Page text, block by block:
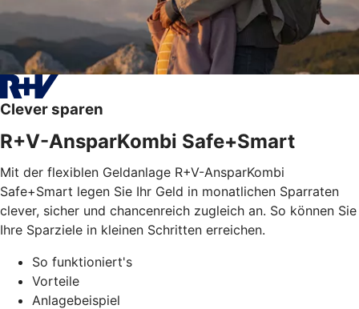
Clever sparen
R+V-AnsparKombi Safe+Smart
Mit der flexiblen Geldanlage R+V-AnsparKombi
Safe+Smart legen Sie Ihr Geld in monatlichen Sparraten
clever, sicher und chancenreich zugleich an. So können Sie
Ihre Sparziele in kleinen Schritten erreichen.
So funktioniert's
Vorteile
Anlagebeispiel